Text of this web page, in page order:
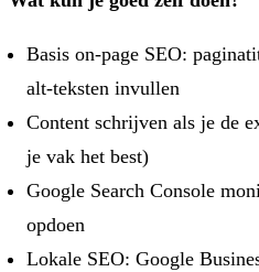
Basis on-page SEO:
alt-teksten invullen
Content schrijven als je de
je vak het best)
Google Search Console
opdoen
Lokale SEO: Google